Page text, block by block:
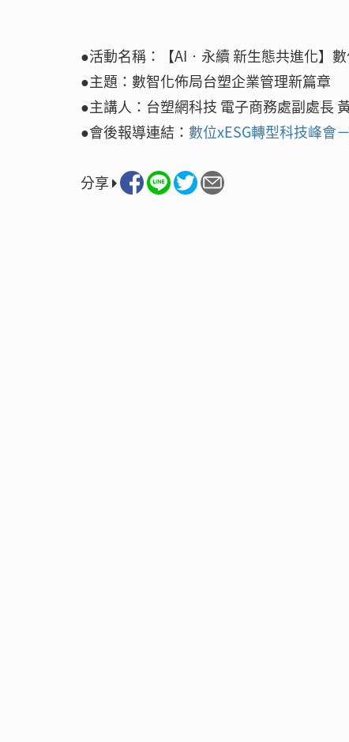
●活動名稱：【AI‧永續 新生態共進化】
●主題：數智化佈局台塑企業管理新篇章
●主講人：台塑網科技 電子商務處副處長
●會後報導連結： 數位xESG轉型科技峰會
分享